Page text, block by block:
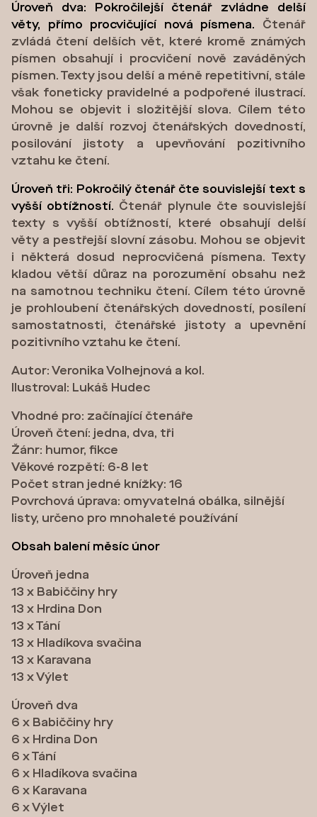
Úroveň dva: Pokročilejší čtenář zvládne delší
věty, přímo procvičující nová písmena. Čtenář
zvládá čtení delších vět, které kromě známých
písmen obsahují i procvičení nově zaváděných
písmen. Texty jsou delší a méně repetitivní, stále
však foneticky pravidelné a podpořené ilustrací.
Mohou se objevit i složitější slova. Cílem této
úrovně je další rozvoj čtenářských dovedností,
posilování jistoty a upevňování pozitivního
vztahu ke čtení.
Úroveň tři: Pokročilý čtenář čte souvislejší text s
vyšší obtížností. Čtenář plynule čte souvislejší
texty s vyšší obtížností, které obsahují delší
věty a pestřejší slovní zásobu. Mohou se objevit
i některá dosud neprocvičená písmena. Texty
kladou větší důraz na porozumění obsahu než
na samotnou techniku čtení. Cílem této úrovně
je prohloubení čtenářských dovedností, posílení
samostatnosti, čtenářské jistoty a upevnění
pozitivního vztahu ke čtení.
Autor: Veronika Volhejnová a kol.
Ilustroval: Lukáš Hudec
Vhodné pro: začínající čtenáře
Úroveň čtení: jedna, dva, tři
Žánr: humor, fikce
Věkové rozpětí: 6-8 let
Počet stran jedné knížky: 16
Povrchová úprava: omyvatelná obálka, silnější
listy, určeno pro mnohaleté používání
Obsah balení měsíc únor
Úroveň jedna
13 x Babiččiny hry
13 x Hrdina Don
13 x Tání
13 x Hladíkova svačina
13 x Karavana
13 x Výlet
Úroveň dva
6 x Babiččiny hry
6 x Hrdina Don
6 x Tání
6 x Hladíkova svačina
6 x Karavana
6 x Výlet